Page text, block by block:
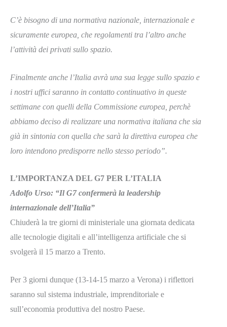
C’è bisogno di una normativa nazionale, internazionale e
sicuramente europea, che regolamenti tra l’altro anche
l’attività dei privati sullo spazio.
Finalmente anche l’Italia avrà una sua legge sullo spazio e
i nostri uffici saranno in contatto continuativo in queste
settimane con quelli della Commissione europea, perchè
abbiamo deciso di realizzare una normativa italiana che sia
già in sintonia con quella che sarà la direttiva europea che
loro intendono predisporre nello stesso periodo”.
L’IMPORTANZA DEL G7 PER L’ITALIA
Adolfo Urso: “Il G7 confermerà la leadership
internazionale dell’Italia”
Chiuderà la tre giorni di ministeriale una giornata dedicata
alle tecnologie digitali e all’intelligenza artificiale che si
svolgerà il 15 marzo a Trento.
Per 3 giorni dunque (13-14-15 marzo a Verona) i riflettori
saranno sul sistema industriale, imprenditoriale e
sull’economia produttiva del nostro Paese.